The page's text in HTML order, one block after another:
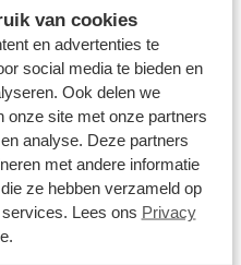
van cookies
en advertenties te
social media te bieden en
Ook delen we
onze site met onze partners
analyse. Deze partners
met andere informatie
ze hebben verzameld op
Lees ons Privacy